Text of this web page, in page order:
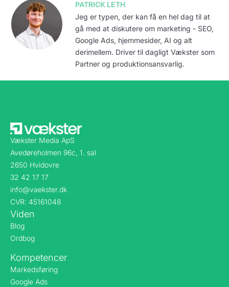
PATRICK LETH
Jeg er typen, der kan få en hel dag til at
gå med at diskutere om marketing - SEO,
Google Ads, hjemmesider, AI og alt
derimellem. Driver til dagligt Vækster som
Partner og produktionsansvarlig.
Vækster Media ApS
Avedøreholmen 96c, 1. sal
2650 Hvidovre
32 42 17 17
info@vaekster.dk
CVR: 45161048
Viden
Blog
Ordbog
Kompetencer
Markedsføring
Google Ads